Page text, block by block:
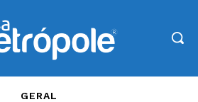
GERAL